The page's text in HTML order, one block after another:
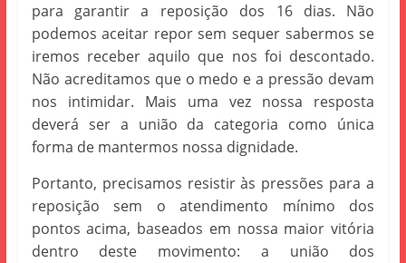
para garantir a reposição dos 16 dias. Não
podemos aceitar repor sem sequer sabermos se
iremos receber aquilo que nos foi descontado.
Não acreditamos que o medo e a pressão devam
nos intimidar. Mais uma vez nossa resposta
deverá ser a união da categoria como única
forma de mantermos nossa dignidade.
Portanto, precisamos resistir às pressões para a
reposição sem o atendimento mínimo dos
pontos acima, baseados em nossa maior vitória
dentro deste movimento: a união dos